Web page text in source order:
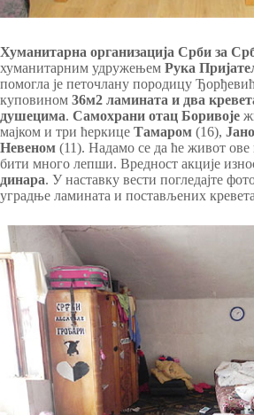
Хуманитарна организација Срби за
хуманитарним удружењем Рука
помогла је петочлану породицу
куповином 36м2 ламината и два
душецима. Самохрани отац Боривоје
мајком и три ћеркице Тамаром (16),
Невеном (11). Надамо се да ће живот ове
бити много лепши. Вредност акције
динара. У наставку вести погледајте
уградње ламината и постављених